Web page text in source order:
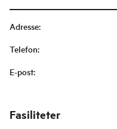
Adresse:
Telefon:
E-post:
Fasiliteter